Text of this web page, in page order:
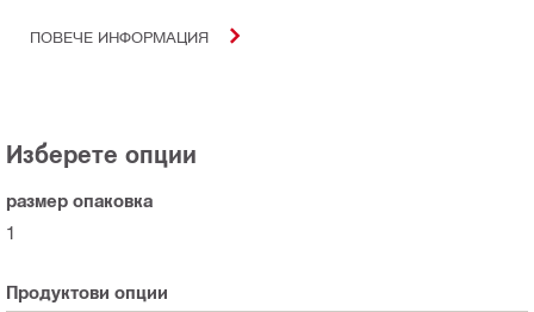
ПОВЕЧЕ ИНФОРМАЦИЯ
Изберете опции
размер опаковка
1
Продуктови опции